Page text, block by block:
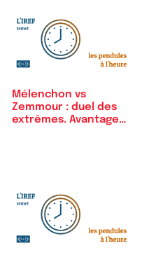
Mélenchon vs
Zemmour : duel des
extrêmes. Avantage